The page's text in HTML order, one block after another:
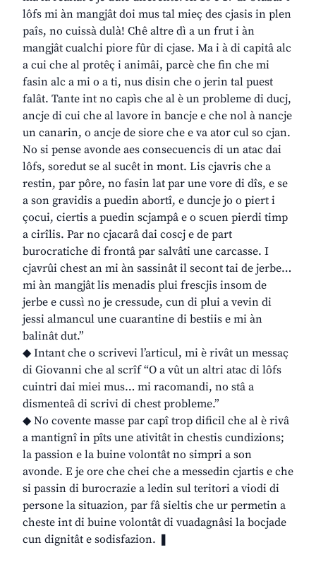
lôfs mi àn mangjât doi mus tal mieç des cjasis in plen
paîs, no cuissà dulà! Chê altre dì a un frut i àn
mangjât cualchi piore fûr di cjase. Ma i à di capitâ alc
a cui che al protêç i animâi, parcè che fin che mi
fasin alc a mi o a ti, nus disin che o jerin tal puest
falât. Tante int no capìs che al è un probleme di ducj,
ancje di cui che al lavore in bancje e che nol à nancje
un canarin, o ancje de siore che e va ator cul so cjan.
No si pense avonde aes consecuencis di un atac dai
lôfs, soredut se al sucêt in mont. Lis cjavris che a
restin, par pôre, no fasin lat par une vore di dîs, e se
a son gravidis a puedin abortî, e duncje jo o piert i
çocui, ciertis a puedin scjampâ e o scuen pierdi timp
a cirîlis. Par no cjacarâ dai coscj e de part
burocratiche di frontâ par salvâti une carcasse. I
cjavrûi chest an mi àn sassinât il secont tai de jerbe…
mi àn mangjât lis menadis plui frescjis insom de
jerbe e cussì no je cressude, cun di plui a vevin di
jessi almancul une cuarantine di bestiis e mi àn
balinât dut.”
◆ Intant che o scrivevi l’articul, mi è rivât un messaç
di Giovanni che al scrîf “O a vût un altri atac di lôfs
cuintri dai miei mus… mi racomandi, no stâ a
dismenteâ di scrivi di chest probleme.”
◆ No covente masse par capî trop dificil che al è rivâ
a mantignî in pîts une ativitât in chestis cundizions;
la passion e la buine volontât no simpri a son
avonde. E je ore che chei che a messedin cjartis e che
si passin di burocrazie a ledin sul teritori a viodi di
persone la situazion, par fâ sieltis che ur permetin a
cheste int di buine volontât di vuadagnâsi la bocjade
cun dignitât e sodisfazion. ❚